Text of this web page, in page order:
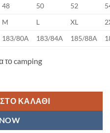
48 50 52
M L XL
183/80A 183/84A 185/88A
το camping
ΚΑΛΆΘΙ